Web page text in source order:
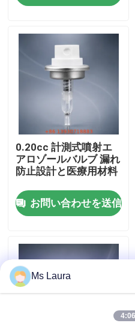
ビデオ
私達について
工場旅行
品質管理
接触米国
ニュース
場合
0.20cc 計測式噴射エ
アロゾールバルブ 漏れ
防止設計と医療用材料
お問い合わせを送信
Ms Laura